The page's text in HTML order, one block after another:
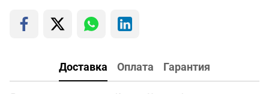
Доставка Оплата Гарантия